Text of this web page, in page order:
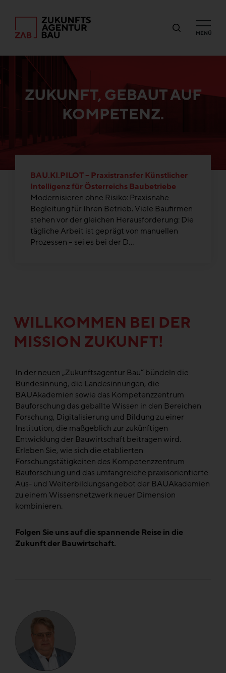
MENÜ
ZUKUNFT, GEBAUT AUF
KOMPETENZ.
BAU.KI.PILOT – Praxistransfer Künstlicher
Intelligenz für Österreichs Baubetriebe
Modernisieren ohne Risiko: Praxisnahe
Begleitung für Ihren Betrieb. Viele Baufirmen
stehen vor der gleichen Herausforderung: Die
tägliche Arbeit ist geprägt von manuellen
Prozessen – sei es bei der D...
WILLKOMMEN BEI DER
MISSION ZUKUNFT!
In der neuen „Zukunftsagentur Bau“ bündeln die
Bundesinnung, die Landesinnungen, die
BAUAkademien sowie das Kompetenzzentrum
Bauforschung das geballte Wissen in den Bereichen
Forschung, Digitalisierung und Bildung zu einer
Institution, die maßgeblich zur zukünftigen
Entwicklung der Bauwirtschaft beitragen wird.
Erleben Sie, wie sich die etablierten
Forschungstätigkeiten des Kompetenzzentrum
Bauforschung und das umfangreiche praxisorientierte
Aus- und Weiterbildungsangebot der BAUAkademien
zu einem Wissensnetzwerk neuer Dimension
kombinieren.
Folgen Sie uns auf die spannende Reise in die
Zukunft der Bauwirtschaft.